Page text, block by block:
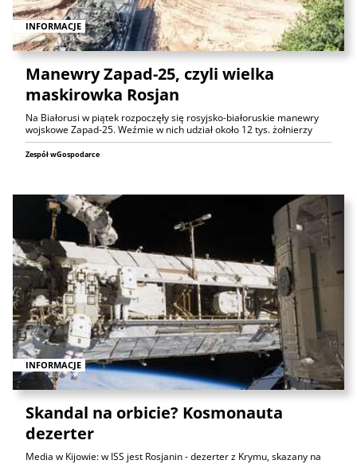
INFORMACJE
Manewry Zapad-25, czyli wielka
maskirowka Rosjan
Na Białorusi w piątek rozpoczęły się rosyjsko-białoruskie manewry
wojskowe Zapad-25. Weźmie w nich udział około 12 tys. żołnierzy
Zespół wGospodarce
INFORMACJE
Skandal na orbicie? Kosmonauta
dezerter
Media w Kijowie: w ISS jest Rosjanin - dezerter z Krymu, skazany na